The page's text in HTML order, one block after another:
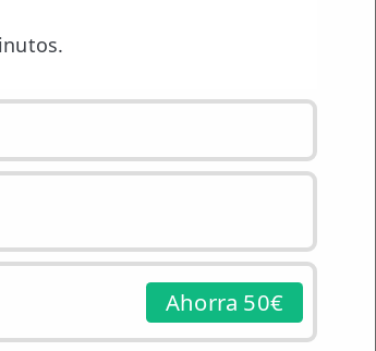
Ahorra 50€